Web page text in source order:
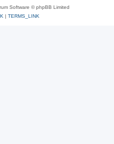
Software © phpBB Limited
| TERMS_LINK